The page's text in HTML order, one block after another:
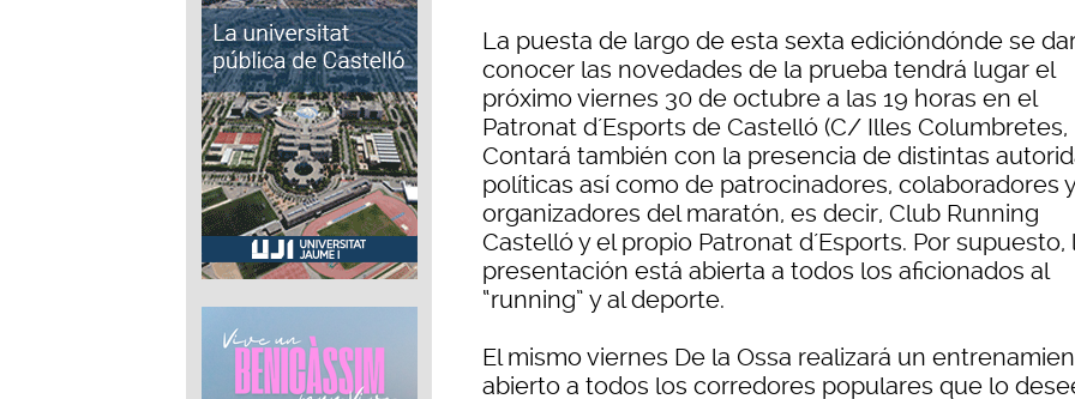
La puesta de largo de esta sexta edicióndónde se
conocer las novedades de la prueba tendrá lugar el
próximo viernes 30 de octubre a las 19 horas en el
Patronat d´Esports de Castelló (C/ Illes Columbretes,
Contará también con la presencia de distintas
políticas así como de patrocinadores, colaboradores
organizadores del maratón, es decir, Club Running
Castelló y el propio Patronat d´Esports. Por supuesto,
presentación está abierta a todos los aficionados al
“running” y al deporte.
El mismo viernes De la Ossa realizará un
abierto a todos los corredores populares que lo